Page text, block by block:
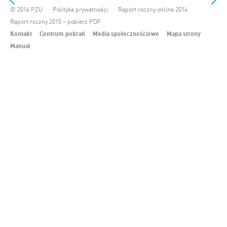
© 2016 PZU Polityka prywatności
Raport roczny online 2014
Raport roczny 2015 – pobierz PDF
Kontakt
Centrum pobrań Media społecznościowe
Mapa strony
Manual